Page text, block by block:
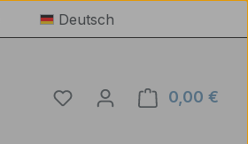
Deutsch
Du hast 0 Produkte auf
0,00 €